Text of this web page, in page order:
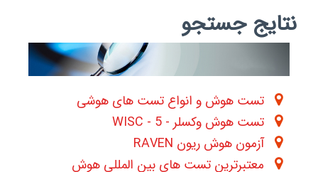
نتایج جستجو
تست هوش و انواع تست های هوشی
تست هوش وکسلر - WISC - 5
آزمون هوش ریون RAVEN
معتبرترین تست های بین المللی هوش